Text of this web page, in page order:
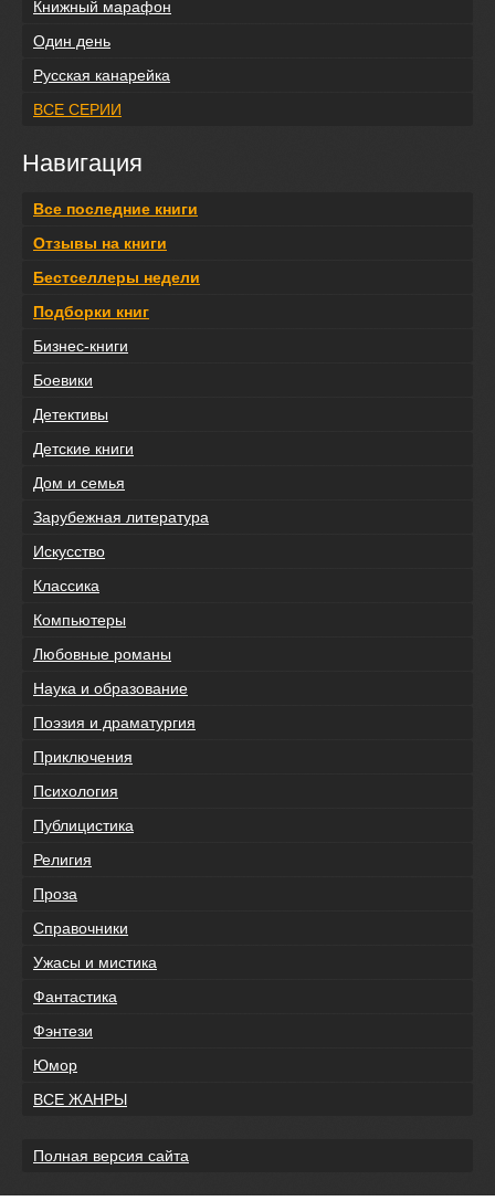
Книжный марафон
Один день
Русская канарейка
ВСЕ СЕРИИ
Навигация
Все последние книги
Отзывы на книги
Бестселлеры недели
Подборки книг
Бизнес-книги
Боевики
Детективы
Детские книги
Дом и семья
Зарубежная литература
Искусство
Классика
Компьютеры
Любовные романы
Наука и образование
Поэзия и драматургия
Приключения
Психология
Публицистика
Религия
Проза
Справочники
Ужасы и мистика
Фантастика
Фэнтези
Юмор
ВСЕ ЖАНРЫ
Полная версия сайта